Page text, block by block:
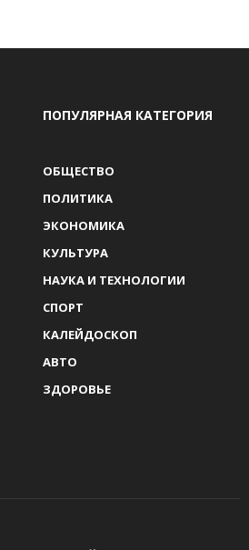
ПОПУЛЯРНАЯ КАТЕГОРИЯ
ОБЩЕСТВО
ПОЛИТИКА
ЭКОНОМИКА
КУЛЬТУРА
НАУКА И ТЕХНОЛОГИИ
СПОРТ
КАЛЕЙДОСКОП
АВТО
ЗДОРОВЬЕ